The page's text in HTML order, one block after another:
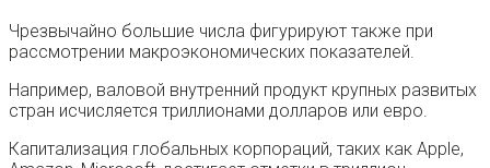
Чрезвычайно большие числа фигурируют также при
рассмотрении макроэкономических показателей.
Например, валовой внутренний продукт крупных развитых
стран исчисляется триллионами долларов или евро.
Капитализация глобальных корпораций, таких как Apple,